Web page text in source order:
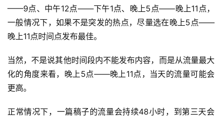
——9点、中午12点——下午1点、晚上5点——晚上11点，
一般情况下，如果不是突发的热点，尽量选在晚上5点——
晚上11点时间点发布最佳。
当然，不是说其他时间段内不能发布内容，而是从流量最大
化的角度来看，晚上5点——晚上11点，当天的流量可能会
更高。
正常情况下，一篇稿子的流量会持续48小时，到第三天会